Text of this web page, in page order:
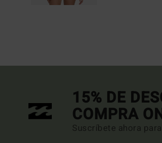
15% DE
COMPRA
Suscríbete ahora